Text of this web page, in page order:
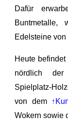
Dafür
Buntmetalle,
Edelsteine
Heute
nördlich der
Spielplatz-
von dem
Wokern sowie